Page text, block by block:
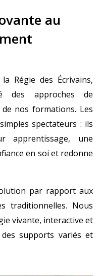
au
Régie des Écrivains,
des approches de
de nos formations. Les
spectateurs : ils
apprentissage, une
en soi et redonne
par rapport aux
traditionnelles. Nous
vivante, interactive et
supports variés et